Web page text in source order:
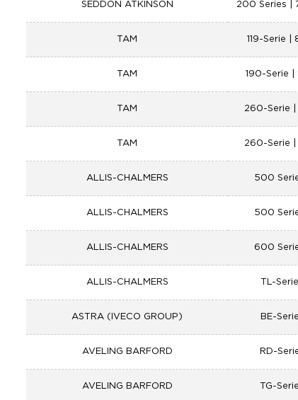
SEDDON ATKINSON 200 Series |
TAM 119-Serie |
TAM 190-Serie |
TAM 260-Serie |
TAM 260-Serie |
ALLIS-CHALMERS 500
ALLIS-CHALMERS 500
ALLIS-CHALMERS 600
ALLIS-CHALMERS TL-Serie
ASTRA (IVECO GROUP) BE-Serie
AVELING BARFORD RD-
AVELING BARFORD TG-Serie